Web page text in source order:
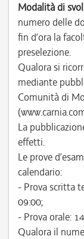
Modalità di
numero delle
fin d’ora la
preselezione.
Qualora si
mediante
Comunità di
La
effetti.
Le prove
calendario:
- Prova scritta
09:00;
- Prova orale:
Qualora il